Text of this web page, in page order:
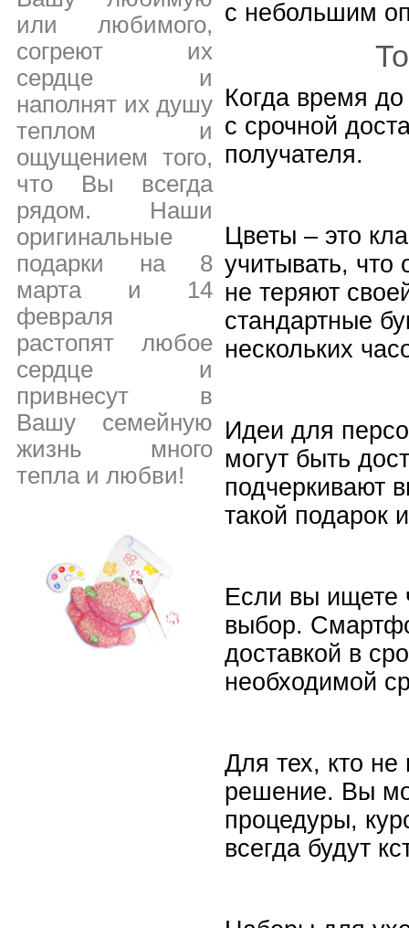
или любимого,
согреют их
сердце и
наполнят их душу
теплом и
ощущением того,
что Вы всегда
рядом. Наши
оригинальные
подарки на 8
марта и 14
февраля
растопят любое
сердце и
привнесут в
Вашу семейную
жизнь много
тепла и любви!
с небольшим
Когда время
с срочной
получателя.
Цветы – это
учитывать, что
не теряют
стандартные
нескольких
Идеи для
могут быть
подчеркивают
такой подарок
Если вы ищете
выбор.
доставкой в
необходимой
Для тех, кто
решение. Вы
процедуры,
всегда будут